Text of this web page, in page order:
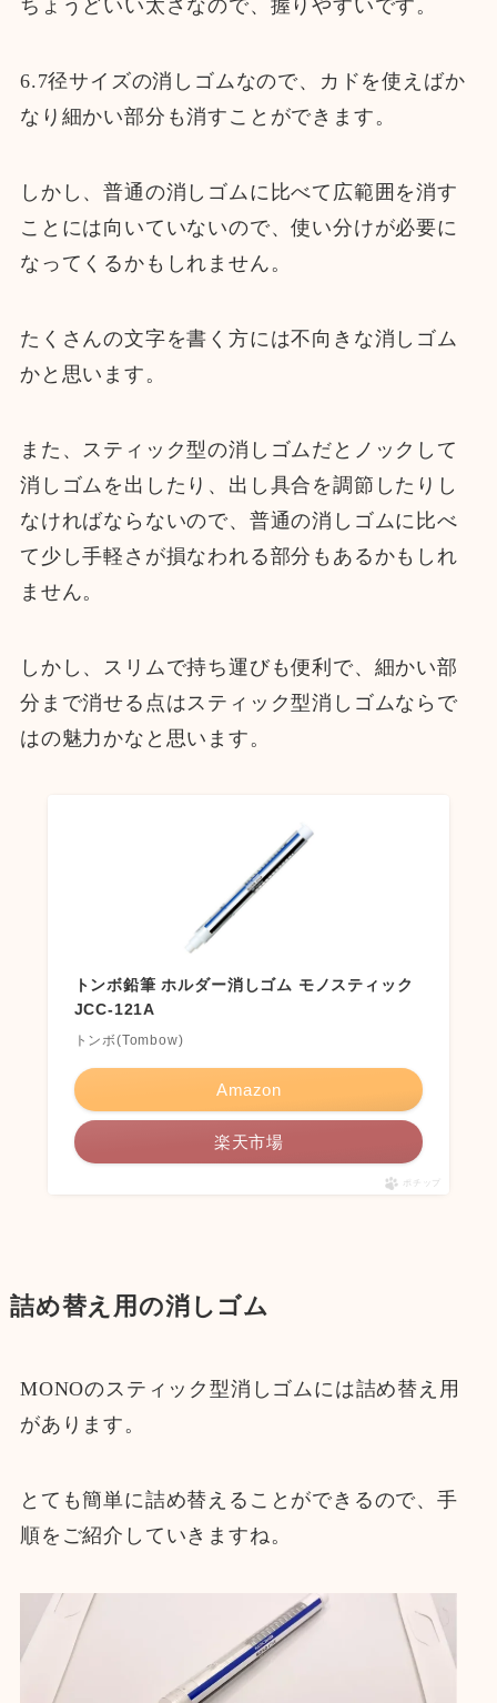
ちょうどいい太さなので、握りやすいです。
6.7径サイズの消しゴムなので、カドを使えばか
なり細かい部分も消すことができます。
しかし、普通の消しゴムに比べて広範囲を消す
ことには向いていないので、使い分けが必要に
なってくるかもしれません。
たくさんの文字を書く方には不向きな消しゴム
かと思います。
また、スティック型の消しゴムだとノックして
消しゴムを出したり、出し具合を調節したりし
なければならないので、普通の消しゴムに比べ
て少し手軽さが損なわれる部分もあるかもしれ
ません。
しかし、スリムで持ち運びも便利で、細かい部
分まで消せる点はスティック型消しゴムならで
はの魅力かなと思います。
トンボ鉛筆 ホルダー消しゴム モノスティック
JCC-121A
トンボ(Tombow)
Amazon
楽天市場
ポチップ
詰め替え用の消しゴム
MONOのスティック型消しゴムには詰め替え用
があります。
とても簡単に詰め替えることができるので、手
順をご紹介していきますね。